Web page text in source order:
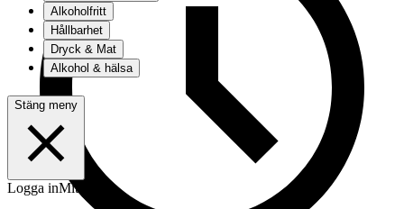
Alkoholfritt
Hållbarhet
Dryck & Mat
Alkohol & hälsa
Stäng meny
Logga inMitt konto